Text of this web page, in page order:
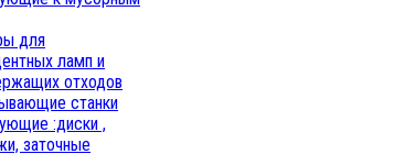
для
ламп и
отходов
станки
:диски ,
заточные